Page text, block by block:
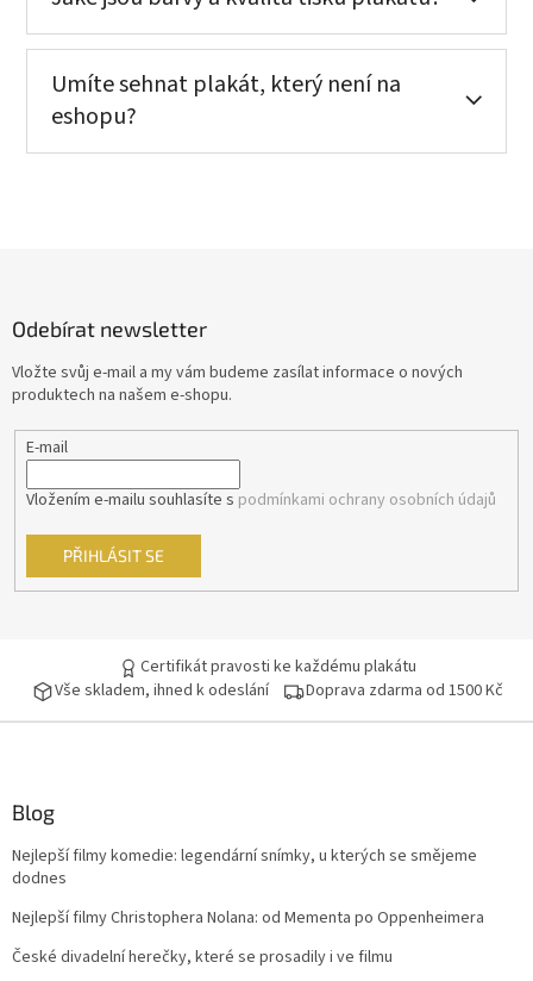
Umíte sehnat plakát, který není na
eshopu?
Odebírat newsletter
Vložte svůj e-mail a my vám budeme zasílat informace o nových
produktech na našem e-shopu.
E-mail
Vložením e-mailu souhlasíte s podmínkami ochrany osobních údajů
PŘIHLÁSIT SE
Certifikát pravosti ke každému plakátu
Vše skladem, ihned k odeslání
Doprava zdarma od 1500 Kč
Blog
Nejlepší filmy komedie: legendární snímky, u kterých se smějeme
dodnes
Nejlepší filmy Christophera Nolana: od Mementa po Oppenheimera
České divadelní herečky, které se prosadily i ve filmu